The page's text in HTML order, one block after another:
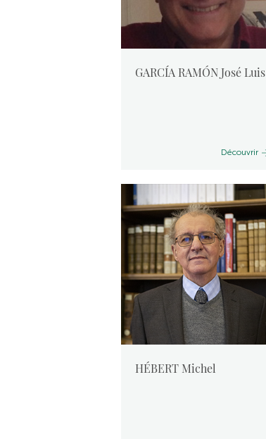
GARCÍA RAMÓN José Luis
Découvrir
HÉBERT Michel